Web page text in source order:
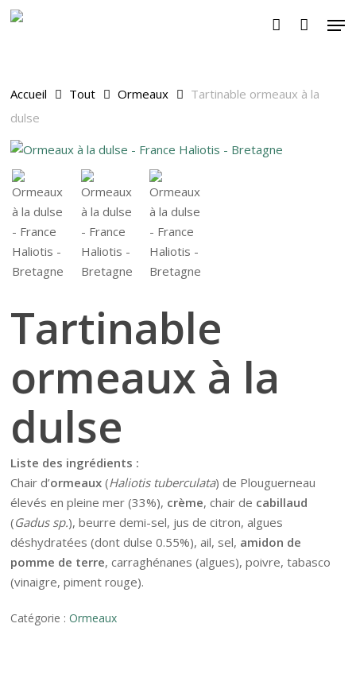
Skip
Accueil Tout Ormeaux
Tartinable ormeaux à la
dulse
Tartinable
ormeaux à la
dulse
Liste des ingrédients :
Chair d’ormeaux (Haliotis tuberculata) de Plouguerneau
élevés en pleine mer (33%), crème, chair de cabillaud
(Gadus sp.), beurre demi-sel, jus de citron, algues
déshydratées (dont dulse 0.55%), ail, sel, amidon de
pomme de terre, carraghénanes (algues), poivre, tabasco
(vinaigre, piment rouge).
Catégorie :Ormeaux